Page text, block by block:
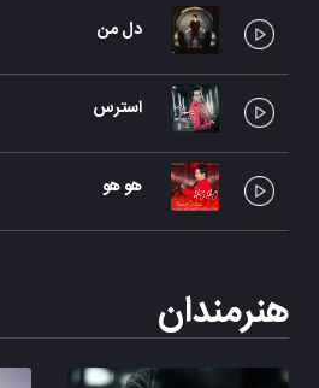
دل من
استرس
هو هو
هنرمندان